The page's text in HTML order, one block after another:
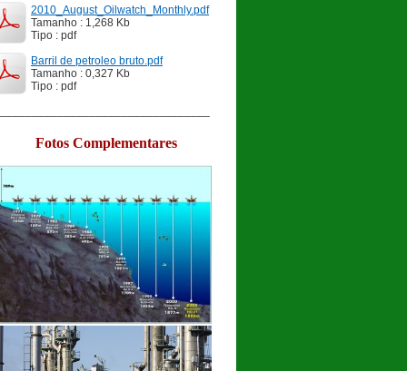
2010_August_Oilwatch_Monthly.pdf
Tamanho : 1,268 Kb
Tipo : pdf
Barril de petroleo bruto.pdf
Tamanho : 0,327 Kb
Tipo : pdf
Fotos Complementares